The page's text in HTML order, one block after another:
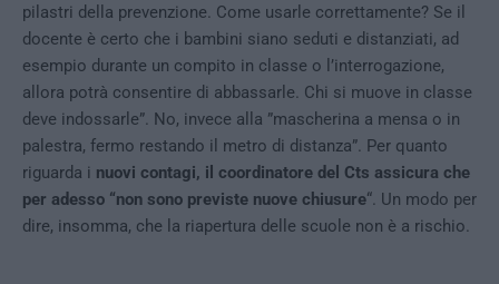
pilastri della prevenzione. Come usarle correttamente? Se il
docente è certo che i bambini siano seduti e distanziati, ad
esempio durante un compito in classe o l’interrogazione,
allora potrà consentire di abbassarle. Chi si muove in classe
deve indossarle”. No, invece alla ”mascherina a mensa o in
palestra, fermo restando il metro di distanza”. Per quanto
riguarda i nuovi contagi, il coordinatore del Cts assicura che
per adesso “non sono previste nuove chiusure“. Un modo per
dire, insomma, che la riapertura delle scuole non è a rischio.